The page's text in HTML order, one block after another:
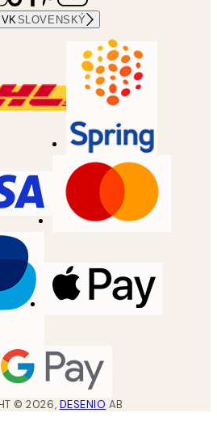
SLOVENSKÝ
©2026, DESENIO AB